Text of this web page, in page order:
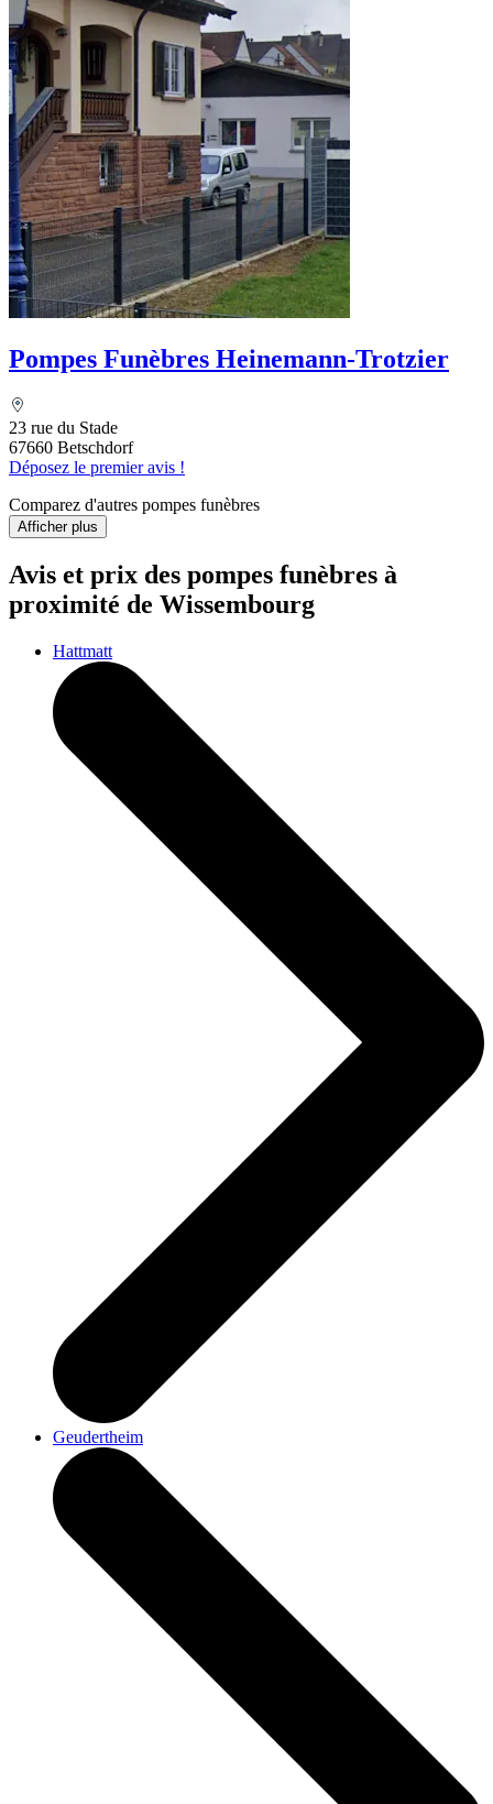
Pompes Funèbres Heinemann-Trotzier
23 rue du Stade
67660 Betschdorf
Déposez le premier avis !
Comparez d'autres pompes funèbres
Afficher plus
Avis et prix des pompes funèbres à
proximité de Wissembourg
Hattmatt
Geudertheim